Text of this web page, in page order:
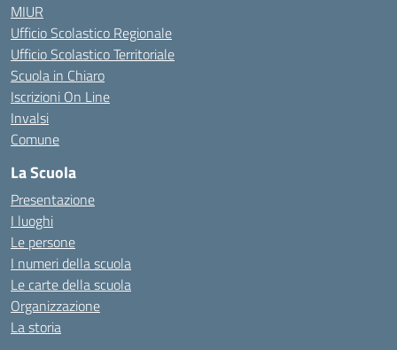
MIUR
Ufficio Scolastico Regionale
Ufficio Scolastico Territoriale
Scuola in Chiaro
Iscrizioni On Line
Invalsi
Comune
La Scuola
Presentazione
I luoghi
Le persone
I numeri della scuola
Le carte della scuola
Organizzazione
La storia